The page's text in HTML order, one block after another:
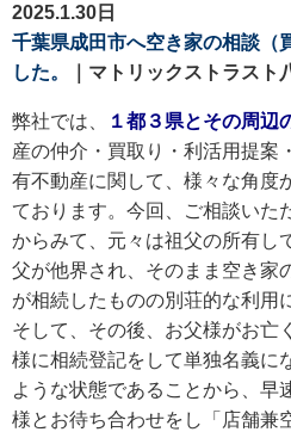
2025.1.30日
千葉県成田市へ空き家の相談（
した。
｜マトリックストラスト
弊社では、 １都３県とその周辺
産の仲介・買取り・利活用提案
有不動産に関して、様々な角度
ております。今回、ご相談いた
からみて、元々は祖父の所有し
父が他界され、そのまま空き家
が相続したものの別荘的な利用
そして、その後、お父様がお亡
様に相続登記をして単独名義に
ような状態であることから、早
様とお待ち合わせをし「店舗兼